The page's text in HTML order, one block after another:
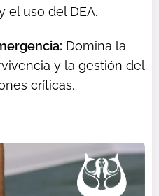
el uso del DEA.
Domina la
y la gestión del
críticas.